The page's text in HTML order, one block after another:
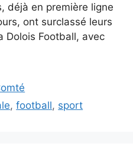
déjà en première ligne
ont surclassé leurs
Dolois Football, avec
,football, sport